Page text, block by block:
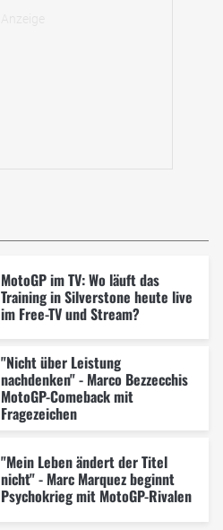
MotoGP im TV: Wo läuft das
Training in Silverstone heute live
im Free-TV und Stream?
"Nicht über Leistung
nachdenken" - Marco Bezzecchis
MotoGP-Comeback mit
Fragezeichen
"Mein Leben ändert der Titel
nicht" - Marc Marquez beginnt
Psychokrieg mit MotoGP-Rivalen